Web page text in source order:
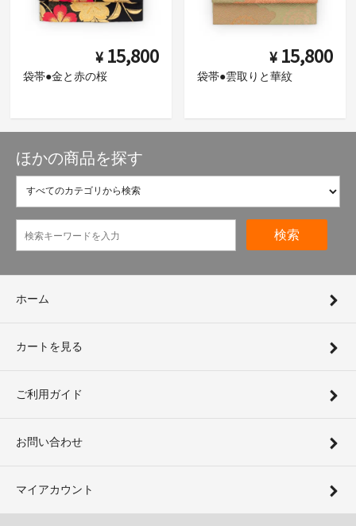
¥ 15,800
袋帯●金と赤の桜
¥ 15,800
袋帯●雲取りと華紋
ほかの商品を探す
検索
ホーム
カートを見る
ご利用ガイド
お問い合わせ
マイアカウント